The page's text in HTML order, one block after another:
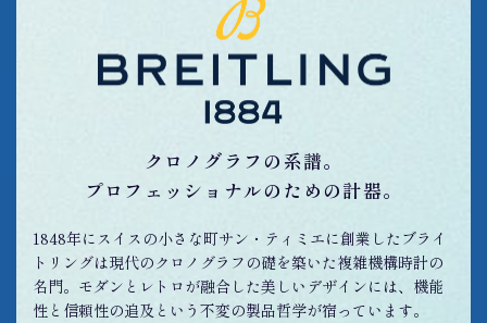
クロノグラフの系譜。
プロフェッショナルのための計器。
1848年にスイスの小さな町サン・ティミエに創業したブライ
トリングは現代のクロノグラフの礎を築いた複雑機構時計の
名門。モダンとレトロが融合した美しいデザインには、機能
性と信頼性の追及という不変の製品哲学が宿っています。